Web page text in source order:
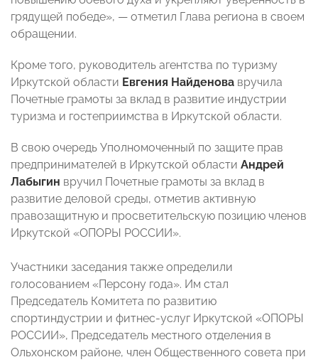
грядущей победе», — отметил Глава региона в своем
обращении.
Кроме того, руководитель агентства по туризму
Иркутской области Евгения Найденова вручила
Почетные грамоты за вклад в развитие индустрии
туризма и гостеприимства в Иркутской области.
В свою очередь Уполномоченный по защите прав
предпринимателей в Иркутской области Андрей
Лабыгин вручил Почетные грамоты за вклад в
развитие деловой среды, отметив активную
правозащитную и просветительскую позицию членов
Иркутской «ОПОРЫ РОССИИ».
Участники заседания также определили
голосованием «Персону года». Им стал
Председатель Комитета по развитию
спортиндустрии и фитнес-услуг Иркутской «ОПОРЫ
РОССИИ», Председатель местного отделения в
Ольхонском районе, член Общественного совета при